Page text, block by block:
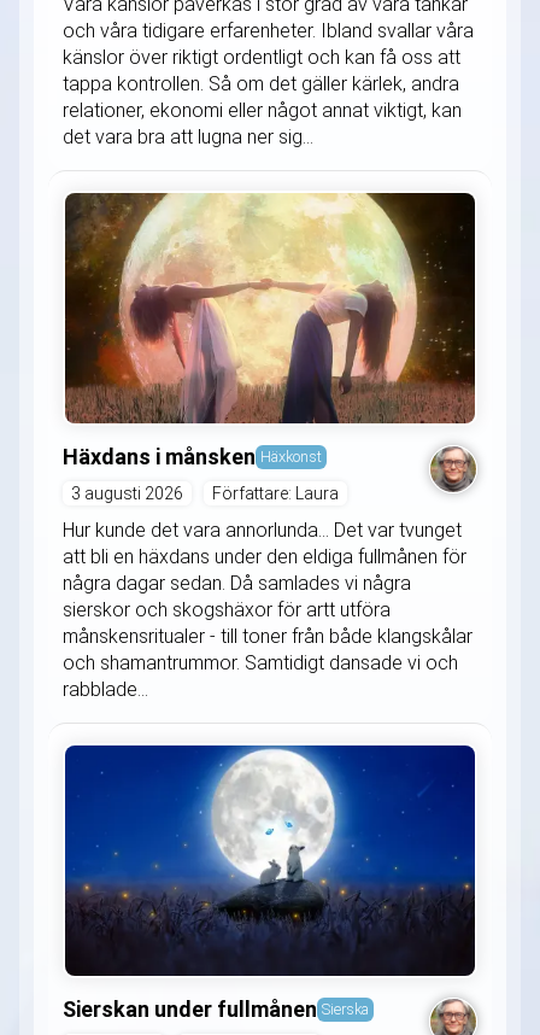
och våra tidigare erfarenheter. Ibland svallar våra
känslor över riktigt ordentligt och kan få oss att
tappa kontrollen. Så om det gäller kärlek, andra
relationer, ekonomi eller något annat viktigt, kan
det vara bra att lugna ner sig...
Häxdans i månsken Häxkonst
3 augusti 2026 Författare: Laura
Hur kunde det vara annorlunda... Det var tvunget
att bli en häxdans under den eldiga fullmånen för
några dagar sedan. Då samlades vi några
sierskor och skogshäxor för artt utföra
månskensritualer - till toner från både klangskålar
och shamantrummor. Samtidigt dansade vi och
rabblade...
Sierskan under fullmånen Sierska